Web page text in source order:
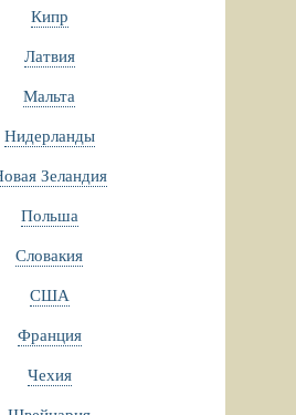
Кипр
Латвия
Мальта
Нидерланды
Зеландия
Польша
Словакия
США
Франция
Чехия